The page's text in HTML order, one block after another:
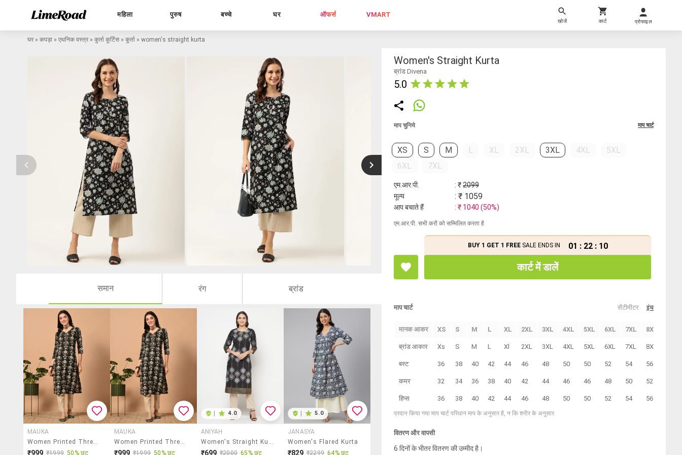
महिला पुरुष बच्चे घर ऑफर्स VMART
खोजें कार्ट प्रोफाइल
घर » कपड़ा » एथनिक वस्त्र » कुर्ता कुर्टिस » कुर्ता » women's straight kurta
समान रंग ब्रांड
MAUKA
Women Printed Three Quarter Sleeve Straight Kurta
₹999 ₹1999 50% छूट
MAUKA
Women Printed Three Quarter Sleeve Straight Kurta
₹999 ₹1999 50% छूट
4.0
ANIYAH
Women's Straight Kurta
₹699 ₹2000 65% छूट
5.0
JANASYA
Women's Flared Kurta
₹829 ₹2299 64% छूट
Women's Straight Kurta
ब्रांड Divena
5.0
माप चुनिये माप चार्ट
XS S M L XL 2XL 3XL 4XL
5XL
6XL
7XL
एम.आर.पी. : ₹2099
मूल्य
: ₹ 1059
आप बचाते हैं : ₹ 1040 (50%)
एम.आर.पी. सभी करों को सम्मिलित करता है
BUY 1 GET 1 FREESALE ENDS IN 01 : 22 : 10
कार्ट में डालें
माप चार्ट सेंटीमीटर इंच
मानक आकर XS S M L XL 2XL 3XL 4XL 5XL 6XL 7XL 8XL
ब्रांड आकार Xs S M L Xl 2XL 3XL 4XL 5XL 6XL 7XL 8XL
बस्ट 36 38 40 42 44 46 48 50 50 52 54 56
कमर 32 34 36 38 40 42 44 46 46 48 50 52
हिप्स 36 38 40 42 44 46 48 50 50 52 54 56
प्रदान किया गया माप चार्ट परिधान माप के अनुसार है, न कि शरीर के अनुसार
वितरण और वापसी
6 दिनों के भीतर वितरण की उम्मीद है।